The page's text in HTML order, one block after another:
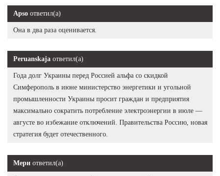
Apso ответил(а)
Она в два раза оценивается.
Peruanskaja ответил(а)
Года долг Украины перед Россией альфа со скидкой
Симферополь в июне министерство энергетики и угольной
промышленности Украины просит граждан и предприятия
максимально сократить потребление электроэнергии в июле —
августе во избежание отключений. Правительства Россию, новая
стратегия будет отечественного.
Мери ответил(а)